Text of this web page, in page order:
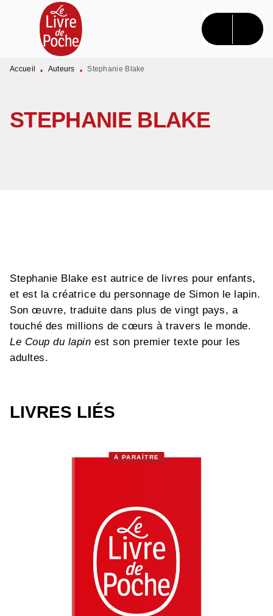
MENU RECHERCHE CONTENU
PIED DE PAGE
Accueil • Auteurs • Stephanie Blake
STEPHANIE BLAKE
Stephanie Blake est autrice de livres pour enfants,
et est la créatrice du personnage de Simon le lapin.
Son œuvre, traduite dans plus de vingt pays, a
touché des millions de cœurs à travers le monde.
Le Coup du lapin est son premier texte pour les
adultes.
LIVRES LIÉS
À PARAÎTRE